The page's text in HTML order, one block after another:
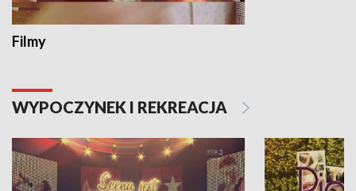
Filmy
WYPOCZYNEK I REKREACJA